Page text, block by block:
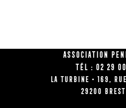
Association
Tél : 02 29 00
La Turbine • 169,
29200